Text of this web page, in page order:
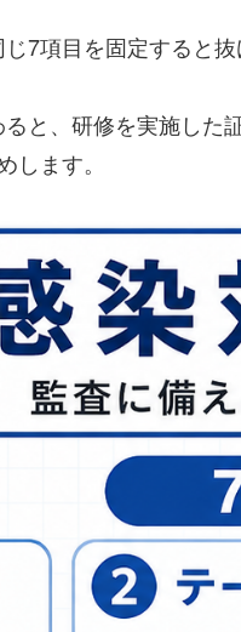
7項目を固定すると抜
と、研修を実施し
ます。